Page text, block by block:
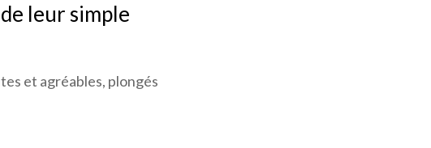
leur simple
et agréables, plongés